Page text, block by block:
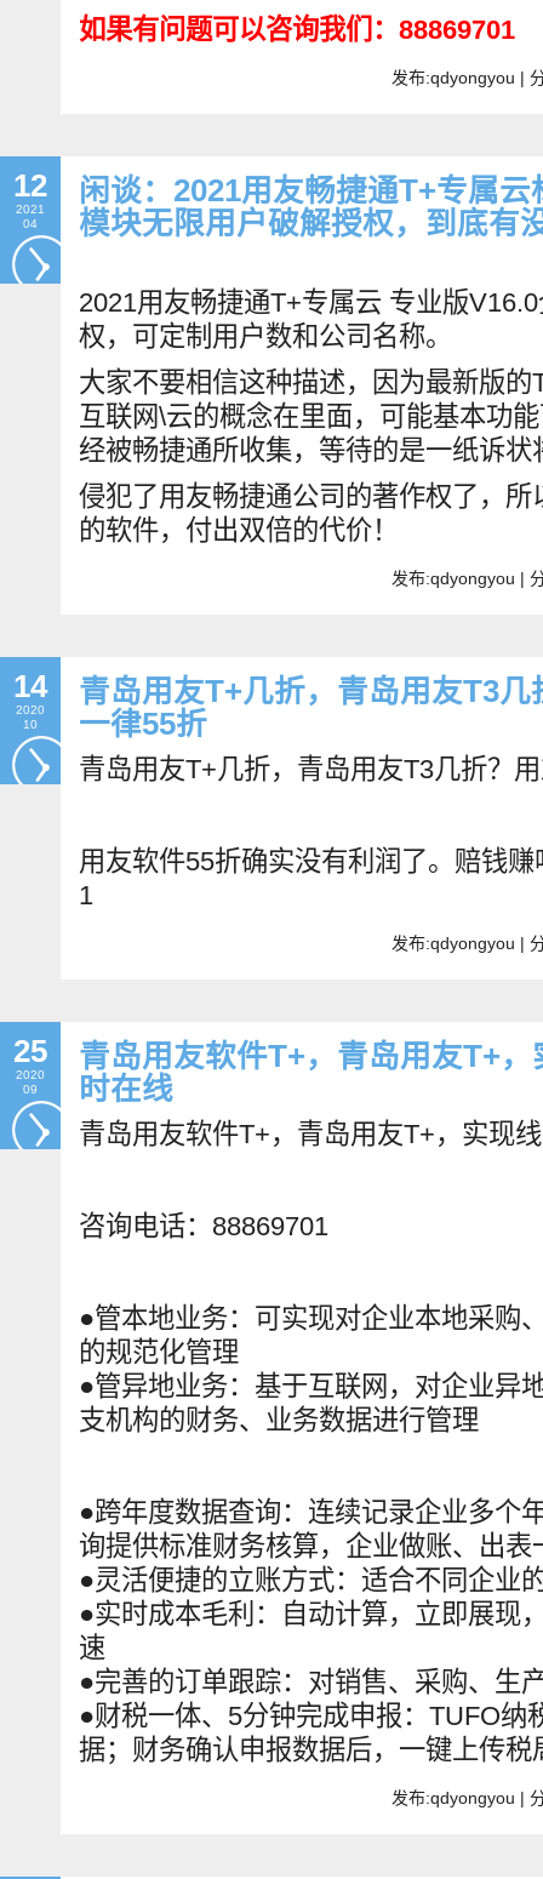
如果有问题可以咨询我们：88869701
发布:qdyongyou |
12
2021
04
闲谈：2021用友畅捷通T+专属
模块无限用户破解授权，到底有
2021用友畅捷通T+专属云 专业版
权，可定制用户数和公司名称。
大家不要相信这种描述，因为最新版
互联网\云的概念在里面，可能基本功
经被畅捷通所收集，等待的是一纸诉
侵犯了用友畅捷通公司的著作权了，
的软件，付出双倍的代价！
发布:qdyongyou |
14
2020
10
青岛用友T+几折，青岛用友T3
一律55折
青岛用友T+几折，青岛用友T3几折？
用友软件55折确实没有利润了。赔钱
1
发布:qdyongyou |
25
2020
09
青岛用友软件T+，青岛用友T+
时在线
青岛用友软件T+，青岛用友T+，实现
咨询电话：88869701
●管本地业务：可实现对企业本地采购
的规范化管理
●管异地业务：基于互联网，对企业异
支机构的财务、业务数据进行管理
●跨年度数据查询：连续记录企业多个
询提供标准财务核算，企业做账、出表
●灵活便捷的立账方式：适合不同企业
●实时成本毛利：自动计算，立即展现
速
●完善的订单跟踪：对销售、采购、生
●财税一体、5分钟完成申报：TUFO纳
据；财务确认申报数据后，一键上传税
发布:qdyongyou |